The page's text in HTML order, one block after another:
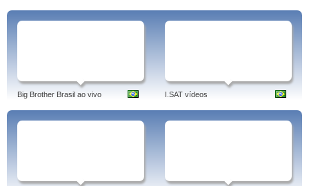
Big Brother Brasil ao vivo I.SAT vídeos